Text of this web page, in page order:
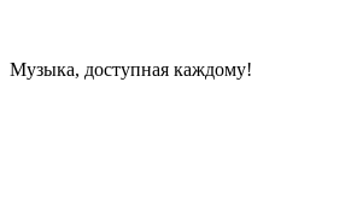
Музыка, доступная каждому!